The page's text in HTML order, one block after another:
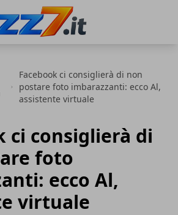
Facebook ci consiglierà di non
postare foto imbarazzanti: ecco Al,
assistente virtuale
ci consiglierà di
foto
ecco Al,
virtuale